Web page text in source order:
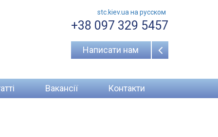
stc.kiev.ua на русcком
+38 097 329 5457
Написати нам
Вакансії Контакти